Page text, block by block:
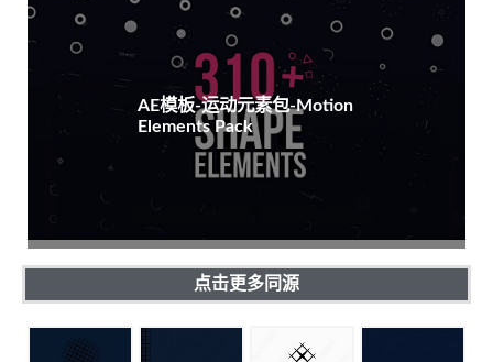
AE模板-运动元素包-Motion
Elements Pack
点击更多同源